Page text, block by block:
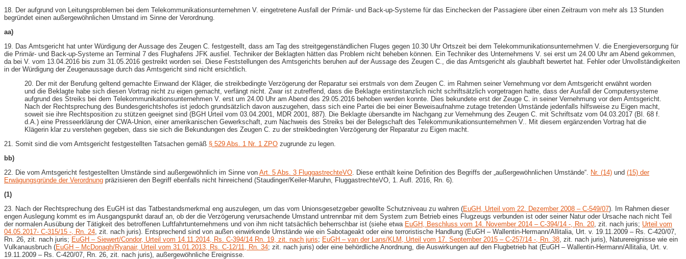
18. Der aufgrund von Leitungsproblemen bei dem Telekommunikationsunternehmen V. eingetretene Ausfall der Primär- und Back-​up-​Systeme für das Einchecken der Passagiere über einen Zeitraum von mehr als 13 Stunden
begründet einen außergewöhnlichen Umstand im Sinne der Verordnung.
aa)
19. Das Amtsgericht hat unter Würdigung der Aussage des Zeugen C. festgestellt, dass am Tag des streitgegenständlichen Fluges gegen 10.30 Uhr Ortszeit bei dem Telekommunikationsunternehmen V. die Energieversorgung für
die Primär- und Back-​up-​Systeme an Terminal 7 des Flughafens JFK ausfiel. Techniker der Beklagten hätten das Problem nicht beheben können. Ein Techniker des Unternehmens V. sei erst um 24.00 Uhr am Abend gekommen,
da bei V. vom 13.04.2016 bis zum 31.05.2016 gestreikt worden sei. Diese Feststellungen des Amtsgerichts beruhen auf der Aussage des Zeugen C., die das Amtsgericht als glaubhaft bewertet hat. Fehler oder Unvollständigkeiten
in der Würdigung der Zeugenaussage durch das Amtsgericht sind nicht ersichtlich.
20. Der mit der Berufung geltend gemachte Einwand der Kläger, die streikbedingte Verzögerung der Reparatur sei erstmals von dem Zeugen C. im Rahmen seiner Vernehmung vor dem Amtsgericht erwähnt worden
und die Beklagte habe sich diesen Vortrag nicht zu eigen gemacht, verfängt nicht. Zwar ist zutreffend, dass die Beklagte erstinstanzlich nicht schriftsätzlich vorgetragen hatte, dass der Ausfall der Computersysteme
aufgrund des Streiks bei dem Telekommunikationsunternehmen V. erst um 24.00 Uhr am Abend des 29.05.2016 behoben werden konnte. Dies bekundete erst der Zeuge C. in seiner Vernehmung vor dem Amtsgericht.
Nach der Rechtsprechung des Bundesgerichtshofes ist jedoch grundsätzlich davon auszugehen, dass sich eine Partei die bei einer Beweisaufnahme zutage tretenden Umstände jedenfalls hilfsweise zu Eigen macht,
soweit sie ihre Rechtsposition zu stützen geeignet sind (BGH Urteil vom 03.04.2001, MDR 2001, 887). Die Beklagte übersandte im Nachgang zur Vernehmung des Zeugen C. mit Schriftsatz vom 04.03.2017 (Bl. 68 f.
d.A.) eine Presseerklärung der CWA-​Union, einer amerikanischen Gewerkschaft, zum Nachweis des Streiks bei der Belegschaft des Telekommunikationsunternehmen V.. Mit diesem ergänzenden Vortrag hat die
Klägerin klar zu verstehen gegeben, dass sie sich die Bekundungen des Zeugen C. zu der streikbedingten Verzögerung der Reparatur zu Eigen macht.
21. Somit sind die vom Amtsgericht festgestellten Tatsachen gemäß § 529 Abs. 1 Nr. 1 ZPO zugrunde zu legen.
bb)
22. Die vom Amtsgericht festgestellten Umstände sind außergewöhnlich im Sinne von Art. 5 Abs. 3 FluggastrechteVO . Diese enthält keine Definition des Begriffs der „außergewöhnlichen Umstände“. Nr. (14) und (15) der
Erwägungsgründe der Verordnung präzisieren den Begriff ebenfalls nicht hinreichend (Staudinger/Keiler-​Maruhn, FluggastrechteVO, 1. Aufl. 2016, Rn. 6).
(1)
23. Nach der Rechtsprechung des EuGH ist das Tatbestandsmerkmal eng auszulegen, um das vom Unionsgesetzgeber gewollte Schutzniveau zu wahren (EuGH, Urteil vom 22. Dezember 2008 – C-​549/07). Im Rahmen dieser
engen Auslegung kommt es im Ausgangspunkt darauf an, ob der die Verzögerung verursachende Umstand untrennbar mit dem System zum Betrieb eines Flugzeugs verbunden ist oder seiner Natur oder Ursache nach nicht Teil
der normalen Ausübung der Tätigkeit des betroffenen Luftfahrtunternehmens und von ihm nicht tatsächlich beherrschbar ist (siehe etwa EuGH, Beschluss vom 14. November 2014 – C-​394/14 -, Rn. 20 , zit. nach juris; Urteil vom
04.05.2017- C-​315/15 -, Rn. 24 , zit. nach juris). Entsprechend sind von außen einwirkende Umstände wie ein Sabotageakt oder eine terroristische Handlung (EuGH – Wallentin-​Hermann/Allitalia, Urt. v. 19.11.2009 – Rs. C-​420/07,
Rn. 26, zit. nach juris; EuGH – Siewert/Condor, Urteil vom 14.11.2014, Rs. C-​394/14 Rn. 19, zit. nach juris; EuGH – van der Lans/KLM, Urteil vom 17. September 2015 – C-​257/14 -, Rn. 38 , zit. nach juris), Naturereignisse wie ein
Vulkanausbruch (EuGH – McDonagh/Ryanair, Urteil vom 31.01.2013, Rs. C-​12/11, Rn. 34; zit. nach juris) oder eine behördliche Anordnung, die Auswirkungen auf den Flugbetrieb hat (EuGH – Wallentin-​Hermann/Allitalia, Urt. v.
19.11.2009 – Rs. C-​420/07, Rn. 26, zit. nach juris), außergewöhnliche Ereignisse.